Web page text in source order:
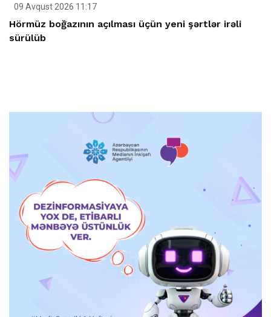
09 Avqust 2026 11:17
Hörmüz boğazının açılması üçün yeni şərtlər irəli
sürülüb